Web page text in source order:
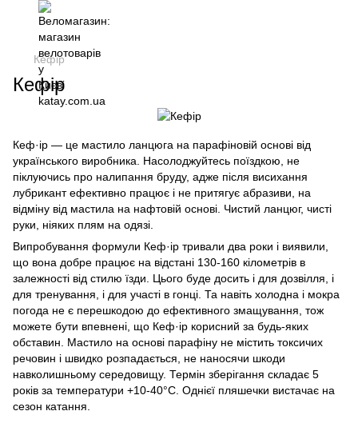
Кефір
Кефір
Кеф·ір — це мастило ланцюга на парафіновій основі від
українського виробника. Насолоджуйтесь поїздкою, не
піклуючись про налипання бруду, адже після висихання
лубрикант ефективно працює і не притягує абразиви, на
відміну від мастила на нафтовій основі. Чистий ланцюг, чисті
руки, ніяких плям на одязі.
Випробування формули Кеф·ір тривали два роки і виявили,
що вона добре працює на відстані 130-160 кілометрів в
залежності від стилю їзди. Цього буде досить і для дозвілля, і
для тренування, і для участі в гонці. Та навіть холодна і мокра
погода не є перешкодою до ефективного змащування, тож
можете бути впевнені, що Кеф·ір корисний за будь-яких
обставин. Мастило на основі парафіну не містить токсичих
речовин і швидко розпадається, не наносячи шкоди
навколишньому середовищу. Термін зберігання складає 5
років за температури +10-40°С. Однієї пляшечки вистачає на
сезон катання.